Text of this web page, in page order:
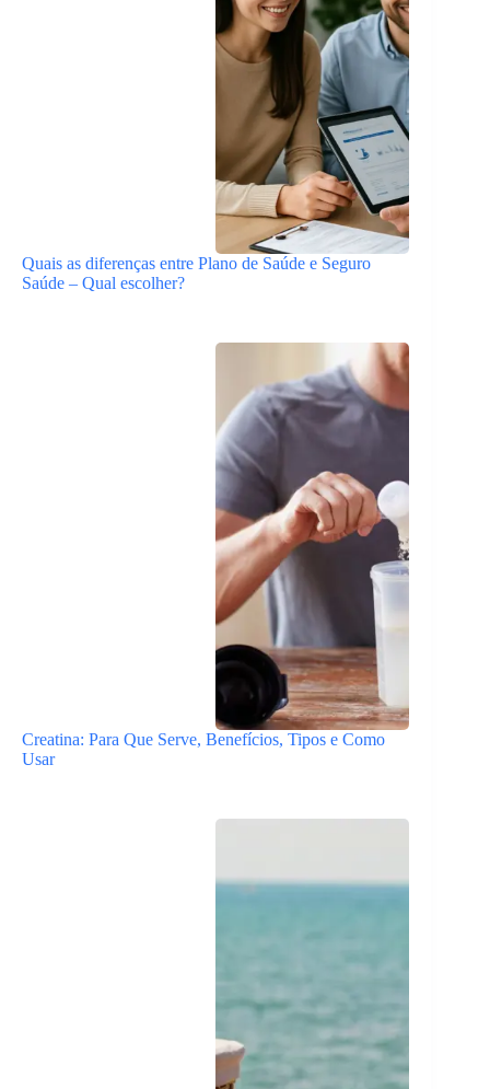
Quais as diferenças entre Plano de Saúde e Seguro
Saúde – Qual escolher?
Creatina: Para Que Serve, Benefícios, Tipos e Como
Usar